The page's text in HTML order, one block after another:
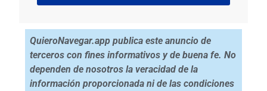
QuieroNavegar.app publica este anuncio de
terceros con fines informativos y de buena fe. No
dependen de nosotros la veracidad de la
información proporcionada ni de las condiciones